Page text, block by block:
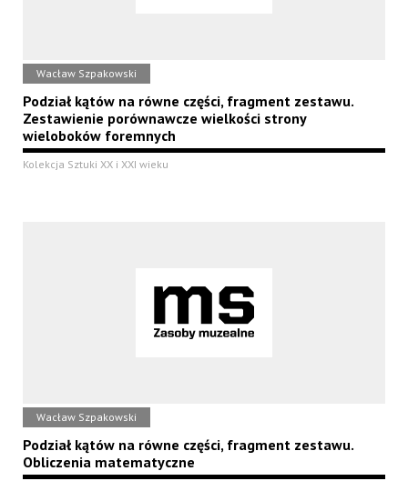
Wacław Szpakowski
Podział kątów na równe części, fragment zestawu.
Zestawienie porównawcze wielkości strony
wieloboków foremnych
Kolekcja Sztuki XX i XXI wieku
Wacław Szpakowski
Podział kątów na równe części, fragment zestawu.
Obliczenia matematyczne